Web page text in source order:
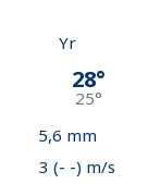
Yr
28°
25°
5,6 mm
3 (- -) m/s